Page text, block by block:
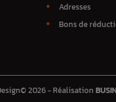
Adresses
Bons de
2026 - Réalisation